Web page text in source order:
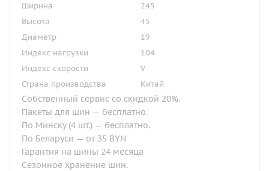
Ширина
245
Высота
45
Диаметр
19
Индекс нагрузки
104
Индекс скорости
V
Страна производства
Китай
Собственный сервис со скидкой 20%.
Пакеты для шин — бесплатно.
По Минску (4 шт.) — бесплатно.
По Беларуси — от 35 BYN
Гарантия на шины 24 месяца
Сезонное хранение шин.